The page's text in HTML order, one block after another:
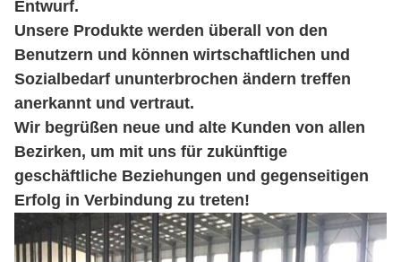
Entwurf.
Unsere Produkte werden überall von den
Benutzern und können wirtschaftlichen und
Sozialbedarf ununterbrochen ändern treffen
anerkannt und vertraut.
Wir begrüßen neue und alte Kunden von allen
Bezirken, um mit uns für zukünftige
geschäftliche Beziehungen und gegenseitigen
Erfolg in Verbindung zu treten!